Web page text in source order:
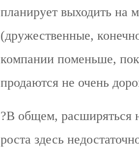
планирует выходить на
(дружественные,
компании поменьше,
продаются не очень
?В общем, расширяться
роста здесь